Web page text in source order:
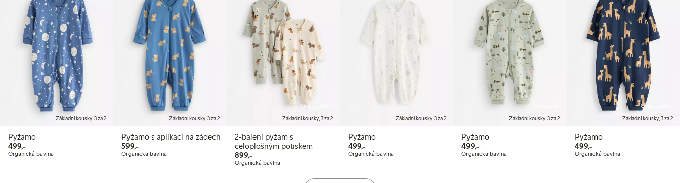
Základní kousky, 3 za 2
Pyžamo
499,-499,00 Kč
Organická bavlna
Základní kousky, 3 za 2
Pyžamo s aplikací na zádech
599,-599,00 Kč
Organická bavlna
Online edition
Základní kousky, 3 za 2
2-balení pyžam s
celoplošným potiskem
899,-899,00 Kč
Organická bavlna
Základní kousky, 3 za 2
Pyžamo
499,-499,00 Kč
Organická bavlna
Online edition
Základní kousky, 3 za 2
Pyžamo
499,-499,00 Kč
Organická bavlna
Online edition
Základní kousky, 3 za 2
Pyžamo
499,-499,00 Kč
Organická bavlna